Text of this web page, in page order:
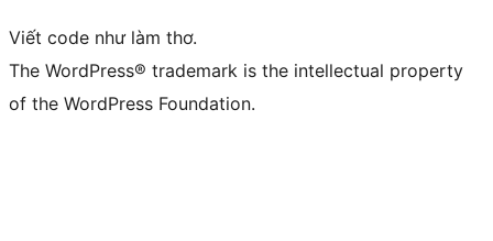
Viết code như làm thơ.
The WordPress® trademark is the intellectual property
of the WordPress Foundation.